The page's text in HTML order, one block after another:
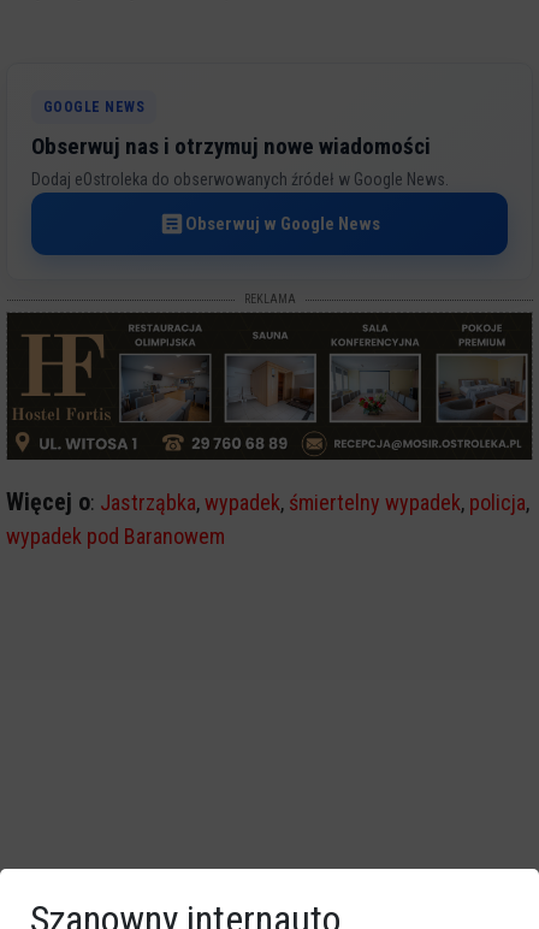
GOOGLE NEWS
Obserwuj nas i otrzymuj nowe wiadomości
Dodaj eOstroleka do obserwowanych źródeł w Google News.
Obserwuj w Google News
REKLAMA
Więcej o: Jastrząbka,wypadek, śmiertelny wypadek, policja,
wypadek pod Baranowem
Szanowny internauto,